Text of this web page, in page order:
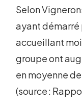
Selon
ayant
accueillant
groupe ont
en moyenne
(source :